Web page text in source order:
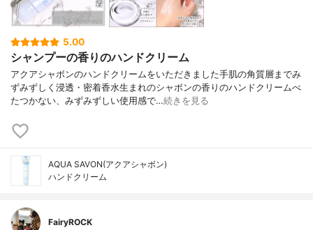
5.00
シャンプーの香りのハンドクリーム
アクアシャボンのハンドクリームをいただきました手肌の角質層までみ
ずみずしく浸透・密着香水生まれのシャボンの香りのハンドクリームべ
たつかない、みずみずしい使用感で…続きを見る
AQUA SAVON(アクアシャボン)
ハンドクリーム
FairyROCK